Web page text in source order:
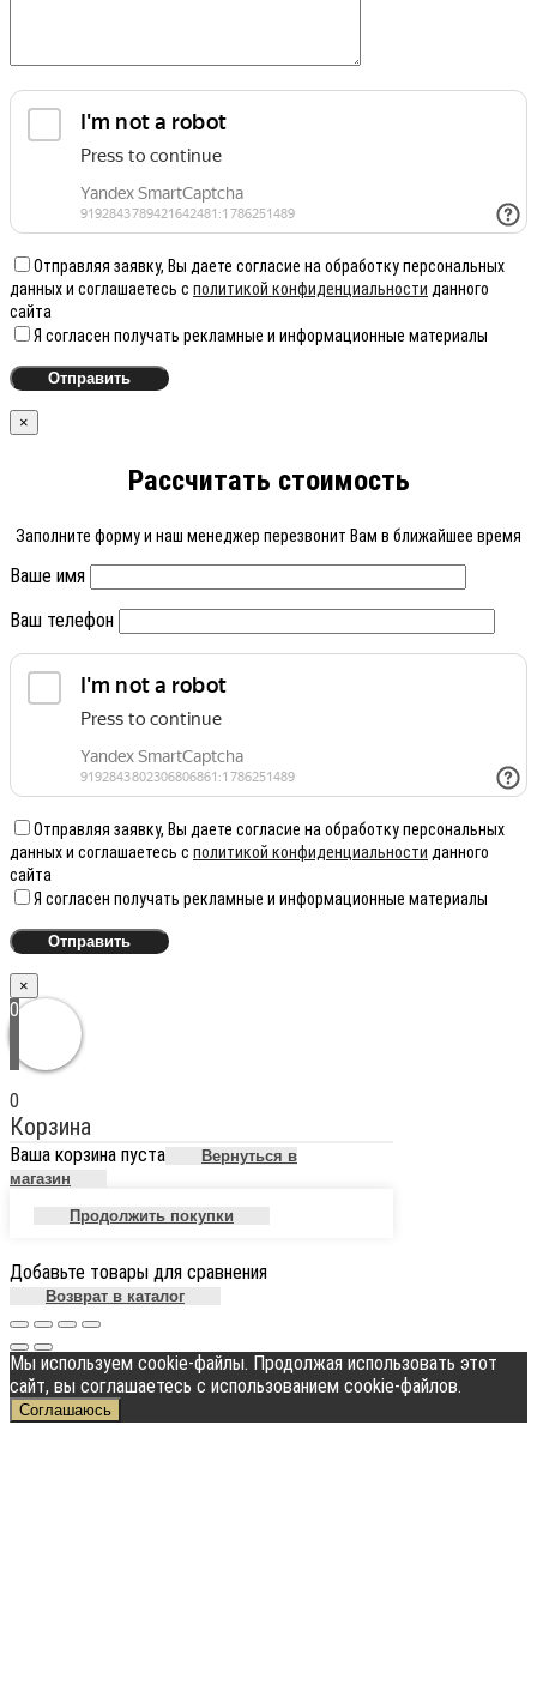
Отправляя заявку, Вы даете согласие на обработку персональных
данных и соглашаетесь с политикой конфиденциальности данного
сайта
Я согласен получать рекламные и информационные материалы
×
Рассчитать стоимость
Заполните форму и наш менеджер перезвонит Вам в ближайшее время
Ваше имя
Ваш телефон
Отправляя заявку, Вы даете согласие на обработку персональных
данных и соглашаетесь с политикой конфиденциальности данного
сайта
Я согласен получать рекламные и информационные материалы
×
0
0
Корзина
Ваша корзина пуста
Вернуться в
магазин
Продолжить покупки
Добавьте товары для сравнения
Возврат в каталог
Мы используем cookie-файлы. Продолжая использовать этот
сайт, вы соглашаетесь с использованием cookie-файлов.
Соглашаюсь